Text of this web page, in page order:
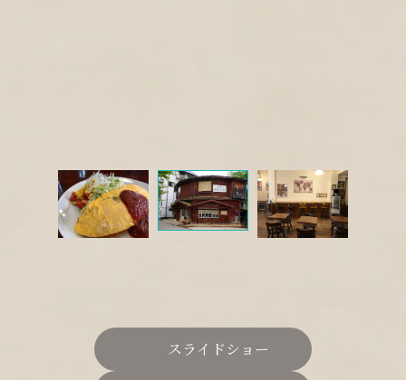
スライドショー